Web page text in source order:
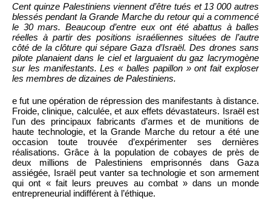
Cent quinze Palestiniens viennent d’être tués et 13 000 autres
blessés pendant la Grande Marche du retour qui a commencé
le 30 mars. Beaucoup d’entre eux ont été abattus à balles
réelles à partir des positions israéliennes situées de l’autre
côté de la clôture qui sépare Gaza d’Israël. Des drones sans
pilote planaient dans le ciel et larguaient du gaz lacrymogène
sur les manifestants. Les « balles papillon » ont fait exploser
les membres de dizaines de Palestiniens.
e fut une opération de répression des manifestants à distance.
Froide, clinique, calculée, et aux effets dévastateurs. Israël est
l’un des principaux fabricants d’armes et de munitions de
haute technologie, et la Grande Marche du retour a été une
occasion toute trouvée d’expérimenter ses dernières
réalisations. Grâce à la population de cobayes de près de
deux millions de Palestiniens emprisonnés dans Gaza
assiégée, Israël peut vanter sa technologie et son armement
qui ont « fait leurs preuves au combat » dans un monde
entrepreneurial indifférent à l’éthique.